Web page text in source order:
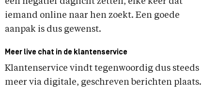
iemand online naar hen zoekt. Een goede
aanpak is dus gewenst.
Meer live chat in de klantenservice
Klantenservice vindt tegenwoordig dus steeds
meer via digitale, geschreven berichten plaats.